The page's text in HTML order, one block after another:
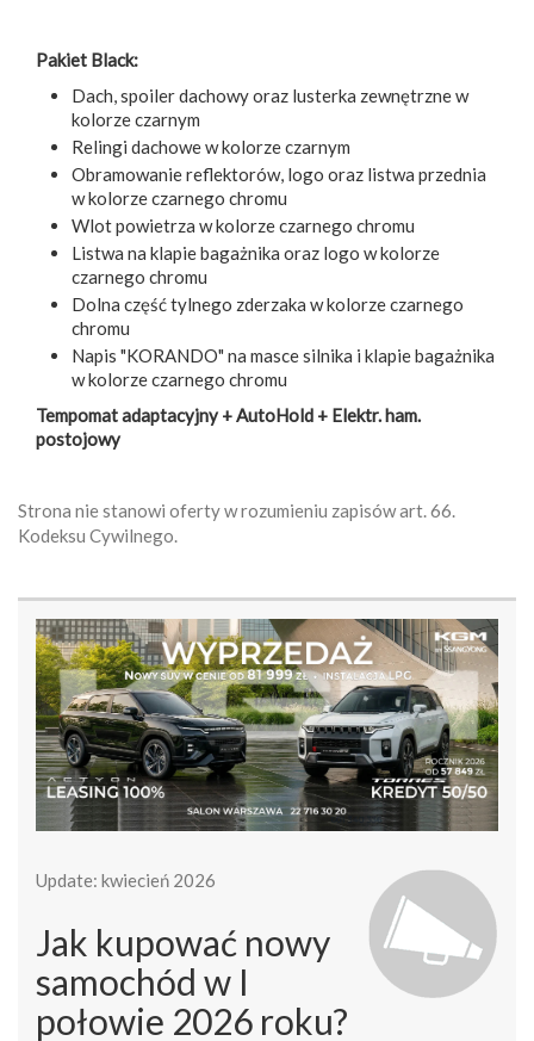
Pakiet Black:
Dach, spoiler dachowy oraz lusterka zewnętrzne w
kolorze czarnym
Relingi dachowe w kolorze czarnym
Obramowanie reflektorów, logo oraz listwa przednia
w kolorze czarnego chromu
Wlot powietrza w kolorze czarnego chromu
Listwa na klapie bagażnika oraz logo w kolorze
czarnego chromu
Dolna część tylnego zderzaka w kolorze czarnego
chromu
Napis "KORANDO" na masce silnika i klapie bagażnika
w kolorze czarnego chromu
Tempomat adaptacyjny + AutoHold + Elektr. ham.
postojowy
Strona nie stanowi oferty w rozumieniu zapisów art. 66.
Kodeksu Cywilnego.
Update: kwiecień 2026
Jak kupować nowy
samochód w I
połowie 2026 roku?